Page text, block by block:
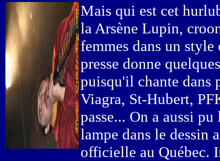
Mais qui est cet
la Arsène Lupin,
femmes dans un
presse donne
puisqu'il chante dans
Viagra, St-Hubert,
passe... On a aussi
lampe dans le dessin
officielle au Québec.